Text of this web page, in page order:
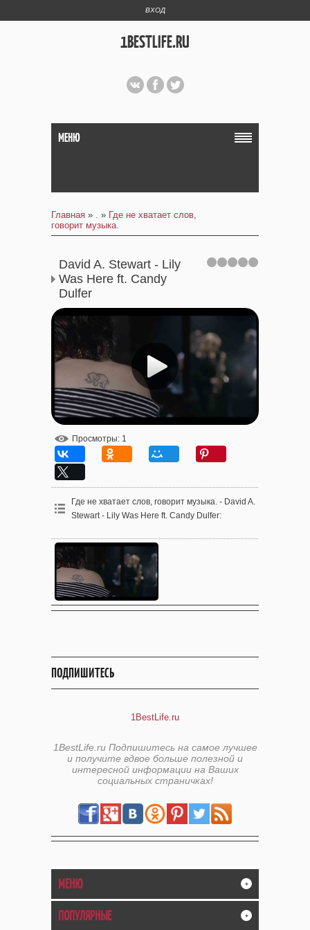
ВХОД
1BESTLIFE.RU
МЕНЮ
Главная » . » Где не хватает слов,
говорит музыка.
David A. Stewart - Lily
Was Here ft. Candy
Dulfer
Просмотры: 1
Где не хватает слов, говорит музыка. - David A.
Stewart - Lily Was Here ft. Candy Dulfer:
ПОДПИШИТЕСЬ
1BestLife.ru
1BestLife.ru Подпишитесь на самое лучшее
и получите вдвое больше полезной и
интересной информации на Ваших
социальных страничках!
МЕНЮ +
ПОПУЛЯРНЫЕ +